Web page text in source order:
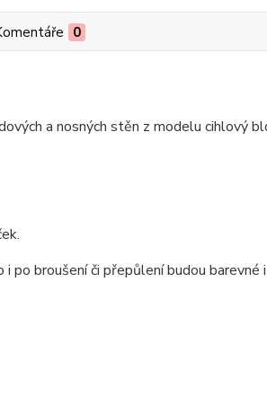
0
a nosných stěn z modelu cihlový
po broušení či přepůlení budou barevné